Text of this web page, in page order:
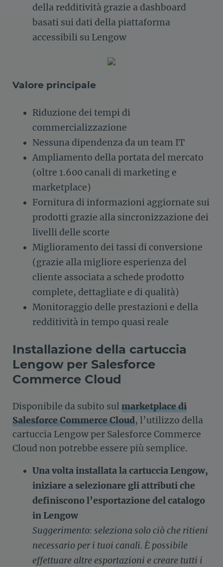
della redditività grazie a dashboard
basati sui dati della piattaforma
accessibili su Lengow
Valore principale
Riduzione dei tempi di
commercializzazione
Nessuna dipendenza da un team IT
Ampliamento della portata del mercato
(oltre 1.600 canali di marketing e
marketplace)
Fornitura di informazioni aggiornate sui
prodotti grazie alla sincronizzazione dei
livelli delle scorte
Miglioramento dei tassi di conversione
(grazie alla migliore esperienza del
cliente associata a schede prodotto
complete, dettagliate e di qualità)
Monitoraggio delle prestazioni e della
redditività in tempo quasi reale
Installazione della cartuccia
Lengow per Salesforce
Commerce Cloud
Disponibile da subito sulmarketplace di
Salesforce Commerce Cloud, l’utilizzo della
cartuccia Lengow per Salesforce Commerce
Cloud non potrebbe essere più semplice.
Una volta installata la cartuccia Lengow,
iniziare a selezionare gli attributi che
definiscono l’esportazione del catalogo
in Lengow
Suggerimento: seleziona solo ciò che ritieni
necessario per i tuoi canali. È possibile
effettuare altre esportazioni e creare tutti i